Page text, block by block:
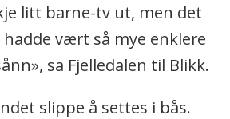
litt barne-tv ut, men det
vært så mye enklere
sa Fjelledalen til Blikk.
slippe å settes i bås.